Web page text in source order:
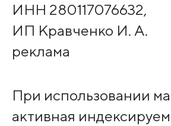
ИНН 280117076632,
ИП Кравченко И. А.
реклама
При использовании
активная